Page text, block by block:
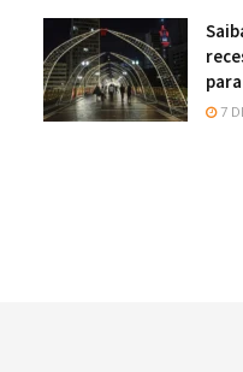
7